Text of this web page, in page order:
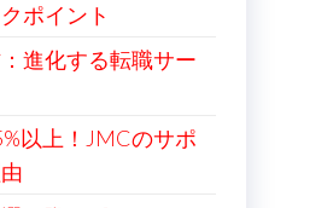
ポイント
進化する転職サー
以上！JMCのサポ